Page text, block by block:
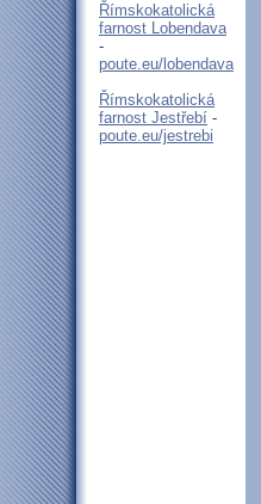
Římskokatolická
farnost Lobendava
-
poute.eu/lobendava
Římskokatolická
farnost Jestřebí -
poute.eu/jestrebi